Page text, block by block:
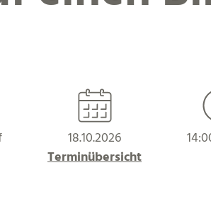
18.10.2026
Terminübersicht